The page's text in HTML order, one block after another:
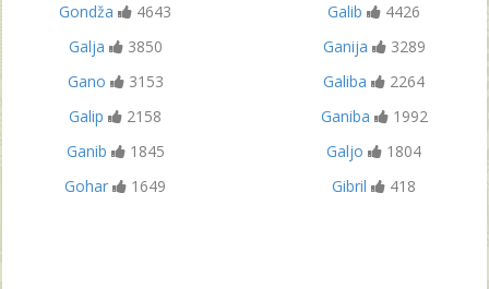
Gondža 4643 Galib
4426
Galja
3850 Ganija
3289
Gano
3153 Galiba
2264
Galip
2158 Ganiba
1992
Ganib
1845 Galjo
1804
Gohar
1649 Gibril 418